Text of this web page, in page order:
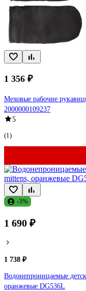
1 356 ₽
Меховые рабочие
2000000109237
5
(1)
-3%
1 690 ₽
1 738 ₽
Водонепроницаемые
оранжевые DG536L